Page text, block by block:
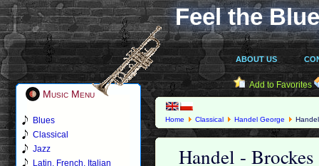
Feel the
ABOUT US
Music Menu
Blues
Classical
Jazz
Latin, French, Italian
Add to Favorites
Home Classical Handel George
Handel -